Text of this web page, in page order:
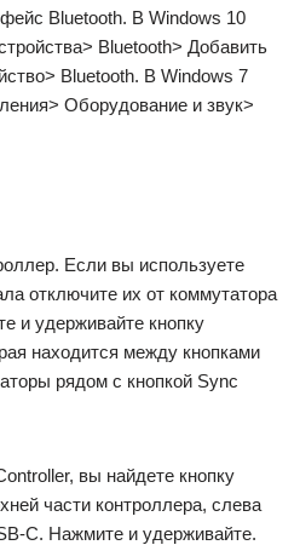
Bluetooth. В Windows 10
Bluetooth> Добавить
Bluetooth. В Windows 7
Оборудование и звук>
Если вы используете
отключите их от коммутатора
и удерживайте кнопку
находится между кнопками
рядом с кнопкой Sync
вы найдете кнопку
части контроллера, слева
C. Нажмите и удерживайте.